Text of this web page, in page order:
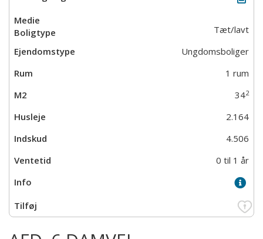
Tæt/lavt
Ungdomsboliger
1 rum
342
2.164
4.506
0 til 1 år